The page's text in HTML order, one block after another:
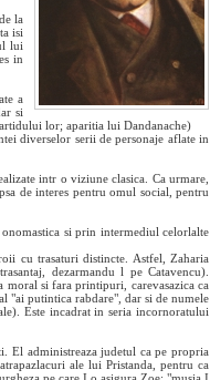
la
isi
lui
in
a
si
lor; aparitia lui Dandanache)
diverselor serii de personaje aflate in
intr o viziune clasica. Ca urmare,
de interes pentru omul social, pentru
si prin intermediul celorlalte
cu trasaturi distincte. Astfel, Zaharia
dezarmandu l pe Catavencu).
moral si fara printipuri, carevasazica ca
"ai putintica rabdare", dar si de numele
Este incadrat in seria incornoratului
El administreaza judetul ca pe propria
ale lui Pristanda, pentru ca